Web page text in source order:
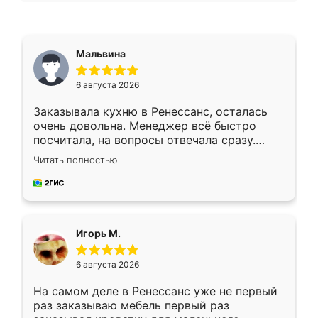
Мальвина
6 августа 2026
Заказывала кухню в Ренессанс, осталась
очень довольна. Менеджер всё быстро
посчитала, на вопросы отвечала сразу.
Замерщик приехал в субботу, подошёл к
делу со всей ответственностью. Собрали
за день, ребята работали аккуратно, даже
Читать полностью
Игорь М.
6 августа 2026
На самом деле в Ренессанс уже не первый
раз заказываю мебель первый раз